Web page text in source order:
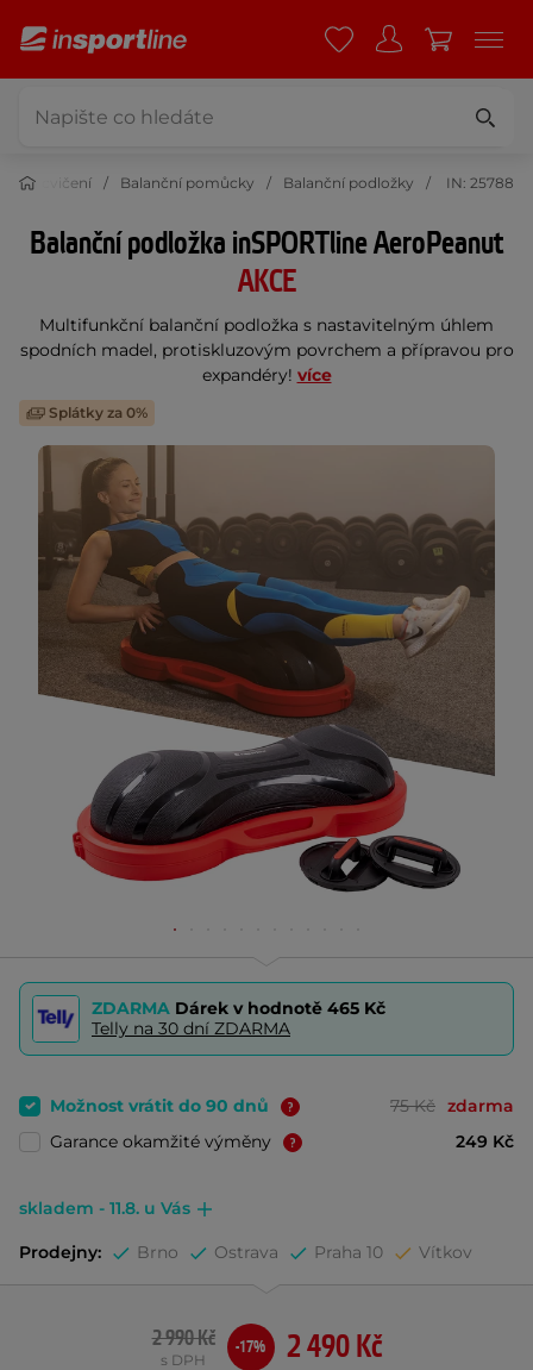
na cvičení Balanční pomůcky Balanční podložky IN: 25788
Balanční podložka inSPORTline AeroPeanut
AKCE
Multifunkční balanční podložka s nastavitelným úhlem
spodních madel, protiskluzovým povrchem a přípravou pro
expandéry! více
Splátky za 0%
ZDARMA Dárek v hodnotě 465 Kč
Telly na 30 dní ZDARMA
Možnost vrátit do 90 dnů 75 Kč zdarma
Garance okamžité výměny
249 Kč
skladem - 11.8. u Vás
Prodejny: Brno Ostrava Praha 10 Vítkov
2 490 Kč
2 990 Kč
s DPH
-17%